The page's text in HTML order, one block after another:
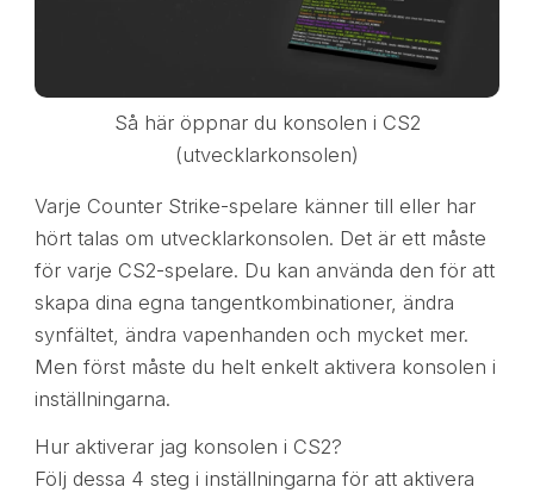
Så här öppnar du konsolen i CS2
(utvecklarkonsolen)
Varje Counter Strike-spelare känner till eller har
hört talas om utvecklarkonsolen. Det är ett måste
för varje CS2-spelare. Du kan använda den för att
skapa dina egna tangentkombinationer, ändra
synfältet, ändra vapenhanden och mycket mer.
Men först måste du helt enkelt aktivera konsolen i
inställningarna.
Hur aktiverar jag konsolen i CS2?
Följ dessa 4 steg i inställningarna för att aktivera